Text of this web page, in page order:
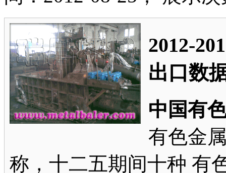
2012-
出口数
中国有
有色金
称，十二五期间十种 有